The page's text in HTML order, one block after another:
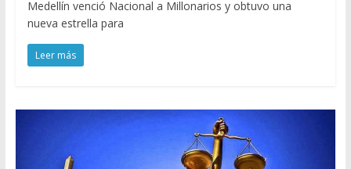
Medellín venció Nacional a Millonarios y obtuvo una
nueva estrella para
Leer más